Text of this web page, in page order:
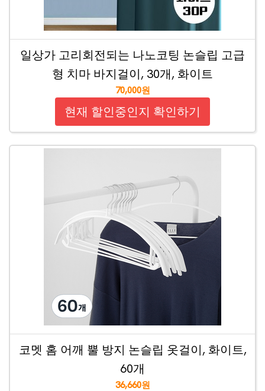
일상가 고리회전되는 나노코팅 논슬립 고급
형 치마 바지걸이, 30개, 화이트
70,000원
현재 할인중인지 확인하기
코멧 홈 어깨 뿔 방지 논슬립 옷걸이, 화이트,
60개
36,660원